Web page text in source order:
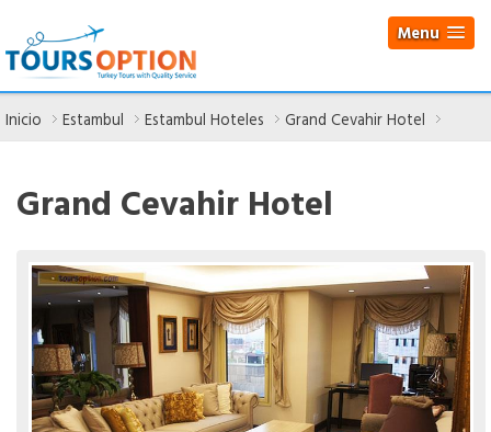
Menu
Inicio Estambul Estambul Hoteles Grand Cevahir Hotel
Grand Cevahir Hotel